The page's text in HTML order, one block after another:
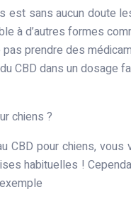
est sans aucun
à d’autres formes
prendre des
CBD dans un dosage
chiens ?
pour chiens,
habituelles !